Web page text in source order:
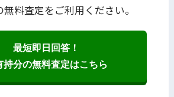
料査定をご利用ください。
最短即日回答！
持分の無料査定はこちら